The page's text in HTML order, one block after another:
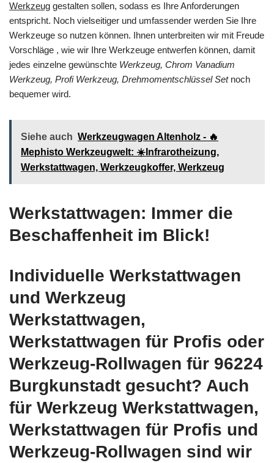
Werkzeug gestalten sollen, sodass es Ihre Anforderungen
entspricht. Noch vielseitiger und umfassender werden Sie Ihre
Werkzeuge so nutzen können. Ihnen unterbreiten wir mit Freude
Vorschläge , wie wir Ihre Werkzeuge entwerfen können, damit
jedes einzelne gewünschte Werkzeug, Chrom Vanadium
Werkzeug, Profi Werkzeug, Drehmomentschlüssel Setnoch
bequemer wird.
Siehe auch Werkzeugwagen Altenholz - 🔥
Mephisto Werkzeugwelt: ☀️Infrarotheizung,
Werkstattwagen, Werkzeugkoffer, Werkzeug
Werkstattwagen: Immer die
Beschaffenheit im Blick!
Individuelle Werkstattwagen
und Werkzeug
Werkstattwagen,
Werkstattwagen für Profis oder
Werkzeug-Rollwagen für 96224
Burgkunstadt gesucht? Auch
für Werkzeug Werkstattwagen,
Werkstattwagen für Profis und
Werkzeug-Rollwagen sind wir